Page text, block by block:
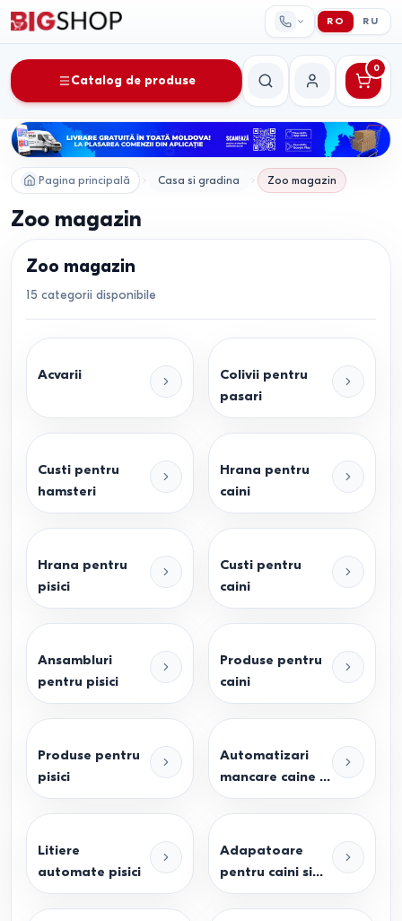
RO RU
Catalog de produse
CăutareContul meu
0
Pagina principală Casa si gradina Zoo magazin
Zoo magazin
Zoo magazin
15 categorii disponibile
Acvarii
Colivii pentru
pasari
Custi pentru
hamsteri
Hrana pentru
caini
Hrana pentru
pisici
Custi pentru
caini
Ansambluri
pentru pisici
Produse pentru
caini
Produse pentru
pisici
Automatizari
mancare caine si
miti
Litiere
automate pisici
Adapatoare
pentru caini si
pisici